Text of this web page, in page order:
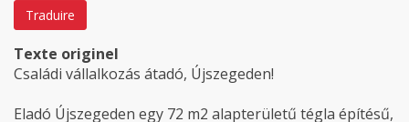
Traduire
Texte originel
Családi vállalkozás átadó, Újszegeden!
Eladó Újszegeden egy 72 m2 alapterületű tégla építésű,